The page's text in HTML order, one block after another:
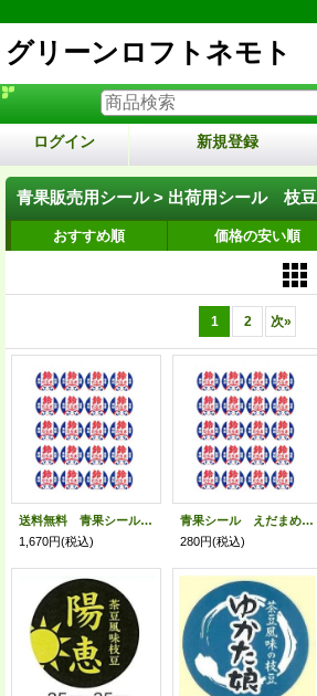
グリーンロフトネモト
ログイン 新規登録
青果販売用シール > 出荷用シール 枝豆
おすすめ順 価格の安い順
1 2 次»
送料無料 青果シール えだまめ 鈴だるま 1000枚 カネコ種苗（株）
1,670円(税込)
青果シール えだまめ 鈴だるま 100枚 カネコ種苗（株）
280円(税込)